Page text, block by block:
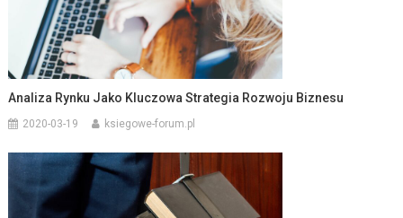
Analiza Rynku Jako Kluczowa Strategia Rozwoju Biznesu
2020-03-19 ksiegowe-forum.pl